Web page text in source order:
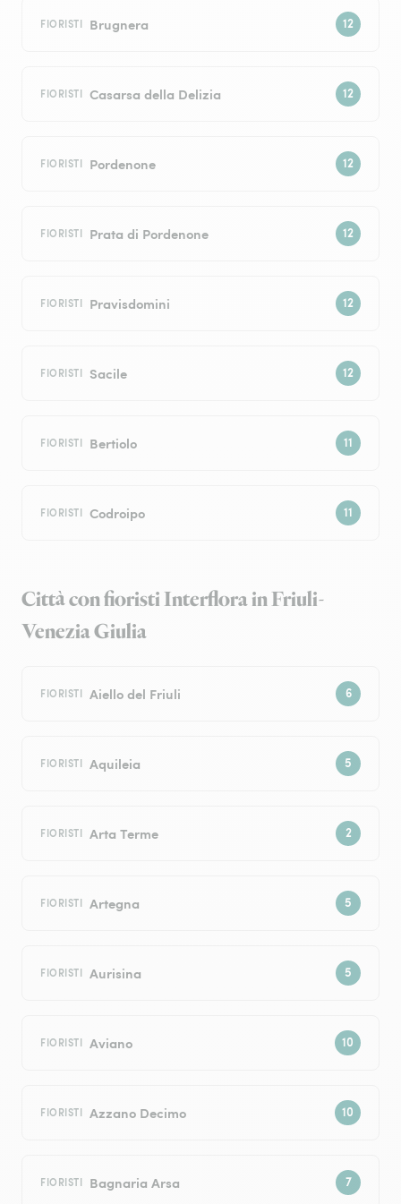
FIORISTI Brugnera
FIORISTI Casarsa della Delizia
FIORISTI Pordenone
FIORISTI Prata di Pordenone
FIORISTI Pravisdomini
FIORISTI Sacile
FIORISTI Bertiolo
FIORISTI Codroipo
Città con fioristi Interflora in Friuli-
Venezia Giulia
FIORISTI Aiello del Friuli
FIORISTI Aquileia
FIORISTI Arta Terme
FIORISTI Artegna
FIORISTI Aurisina
FIORISTI Aviano
FIORISTI Azzano Decimo
FIORISTI Bagnaria Arsa